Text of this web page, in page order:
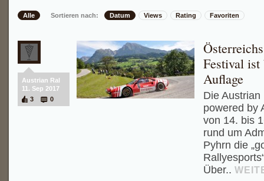
Alle Sortieren nach: Datum Views Rating Favoriten
Austrian Ral
11. Sep 2017
3
0
Festival
Auflage
Die
powered by
von 14. bis
rund um
Pyhrn die
Über..